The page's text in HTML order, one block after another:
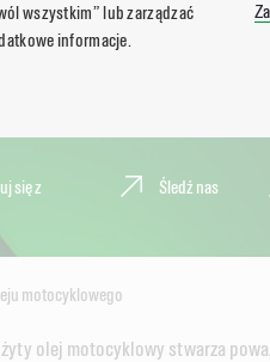
wszystkim” lub zarządzać
informacje.
się z
Śledź nas
motocyklowego
olej motocyklowy stwarza